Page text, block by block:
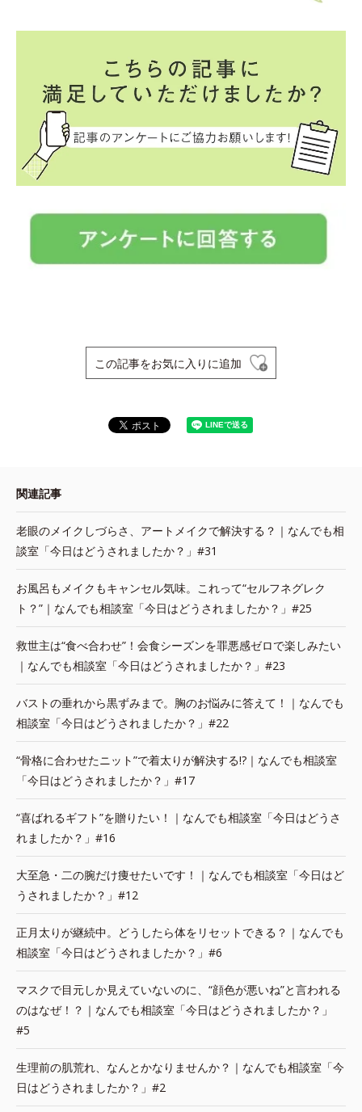
この記事をお気に入りに追加
関連記事
老眼のメイクしづらさ、アートメイクで解決する？｜なんでも相
談室「今日はどうされましたか？」#31
お風呂もメイクもキャンセル気味。これって“セルフネグレク
ト？”｜なんでも相談室「今日はどうされましたか？」#25
救世主は“食べ合わせ”！会食シーズンを罪悪感ゼロで楽しみたい
｜なんでも相談室「今日はどうされましたか？」#23
バストの垂れから黒ずみまで。胸のお悩みに答えて！｜なんでも
相談室「今日はどうされましたか？」#22
“骨格に合わせたニット”で着太りが解決する!?｜なんでも相談室
「今日はどうされましたか？」#17
“喜ばれるギフト”を贈りたい！｜なんでも相談室「今日はどうさ
れましたか？」#16
大至急・二の腕だけ痩せたいです！｜なんでも相談室「今日はど
うされましたか？」#12
正月太りが継続中。どうしたら体をリセットできる？｜なんでも
相談室「今日はどうされましたか？」#6
マスクで目元しか見えていないのに、“顔色が悪いね”と言われる
のはなぜ！？｜なんでも相談室「今日はどうされましたか？」
#5
生理前の肌荒れ、なんとかなりませんか？｜なんでも相談室「今
日はどうされましたか？」#2